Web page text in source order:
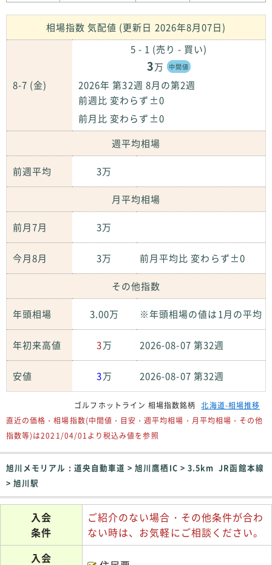
相場指数 気配値 (更新日 2026年8月07日)
8-7 (金)
5 - 1 (売り - 買い)
3万 中間値
2026年 第32週 8月の第2週
前週比 変わらず±0
前月比 変わらず±0
週平均相場
前週平均 3万
月平均相場
前月7月 3万
今月8月 3万 前月平均比 変わらず±0
その他指数
年頭相場 3.00万 ※年頭相場の値は1月の平均
年初来高値 3万 2026-08-07 第32週
安値 3万 2026-08-07 第32週
ゴルフホットライン 相場指数銘柄 北海道-相場推移
直近の価格・相場指数(中間値・目安・週平均相場・月平均相場・その他
指数等)は2021/04/01より税込み値を参照
旭川メモリアル : 道央自動車道 > 旭川鷹栖IC > 3.5km JR函館本線
> 旭川駅
入会
条件
ご紹介のない場合・その他条件が合わ
ない時は、お気軽にご相談ください。
入会